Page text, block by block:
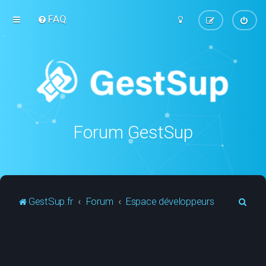
FAQ
Forum GestSup
GestSup.fr Forum Espace développeurs